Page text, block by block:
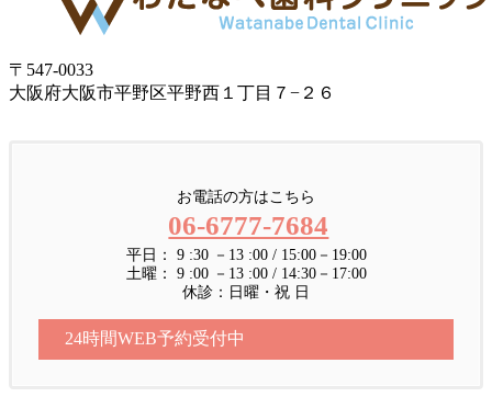
〒547-0033
大阪府大阪市平野区平野西１丁目７−２６
お電話の方はこちら
06-6777-7684
平日： 9 :30 －13 :00 / 15:00－19:00
土曜： 9 :00 －13 :00 / 14:30－17:00
休診：日曜・祝 日
24時間WEB予約受付中